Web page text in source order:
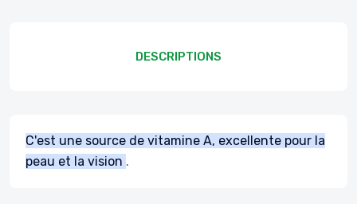
DESCRIPTIONS
C'est une source de vitamine A, excellente pour la
peau et la vision .